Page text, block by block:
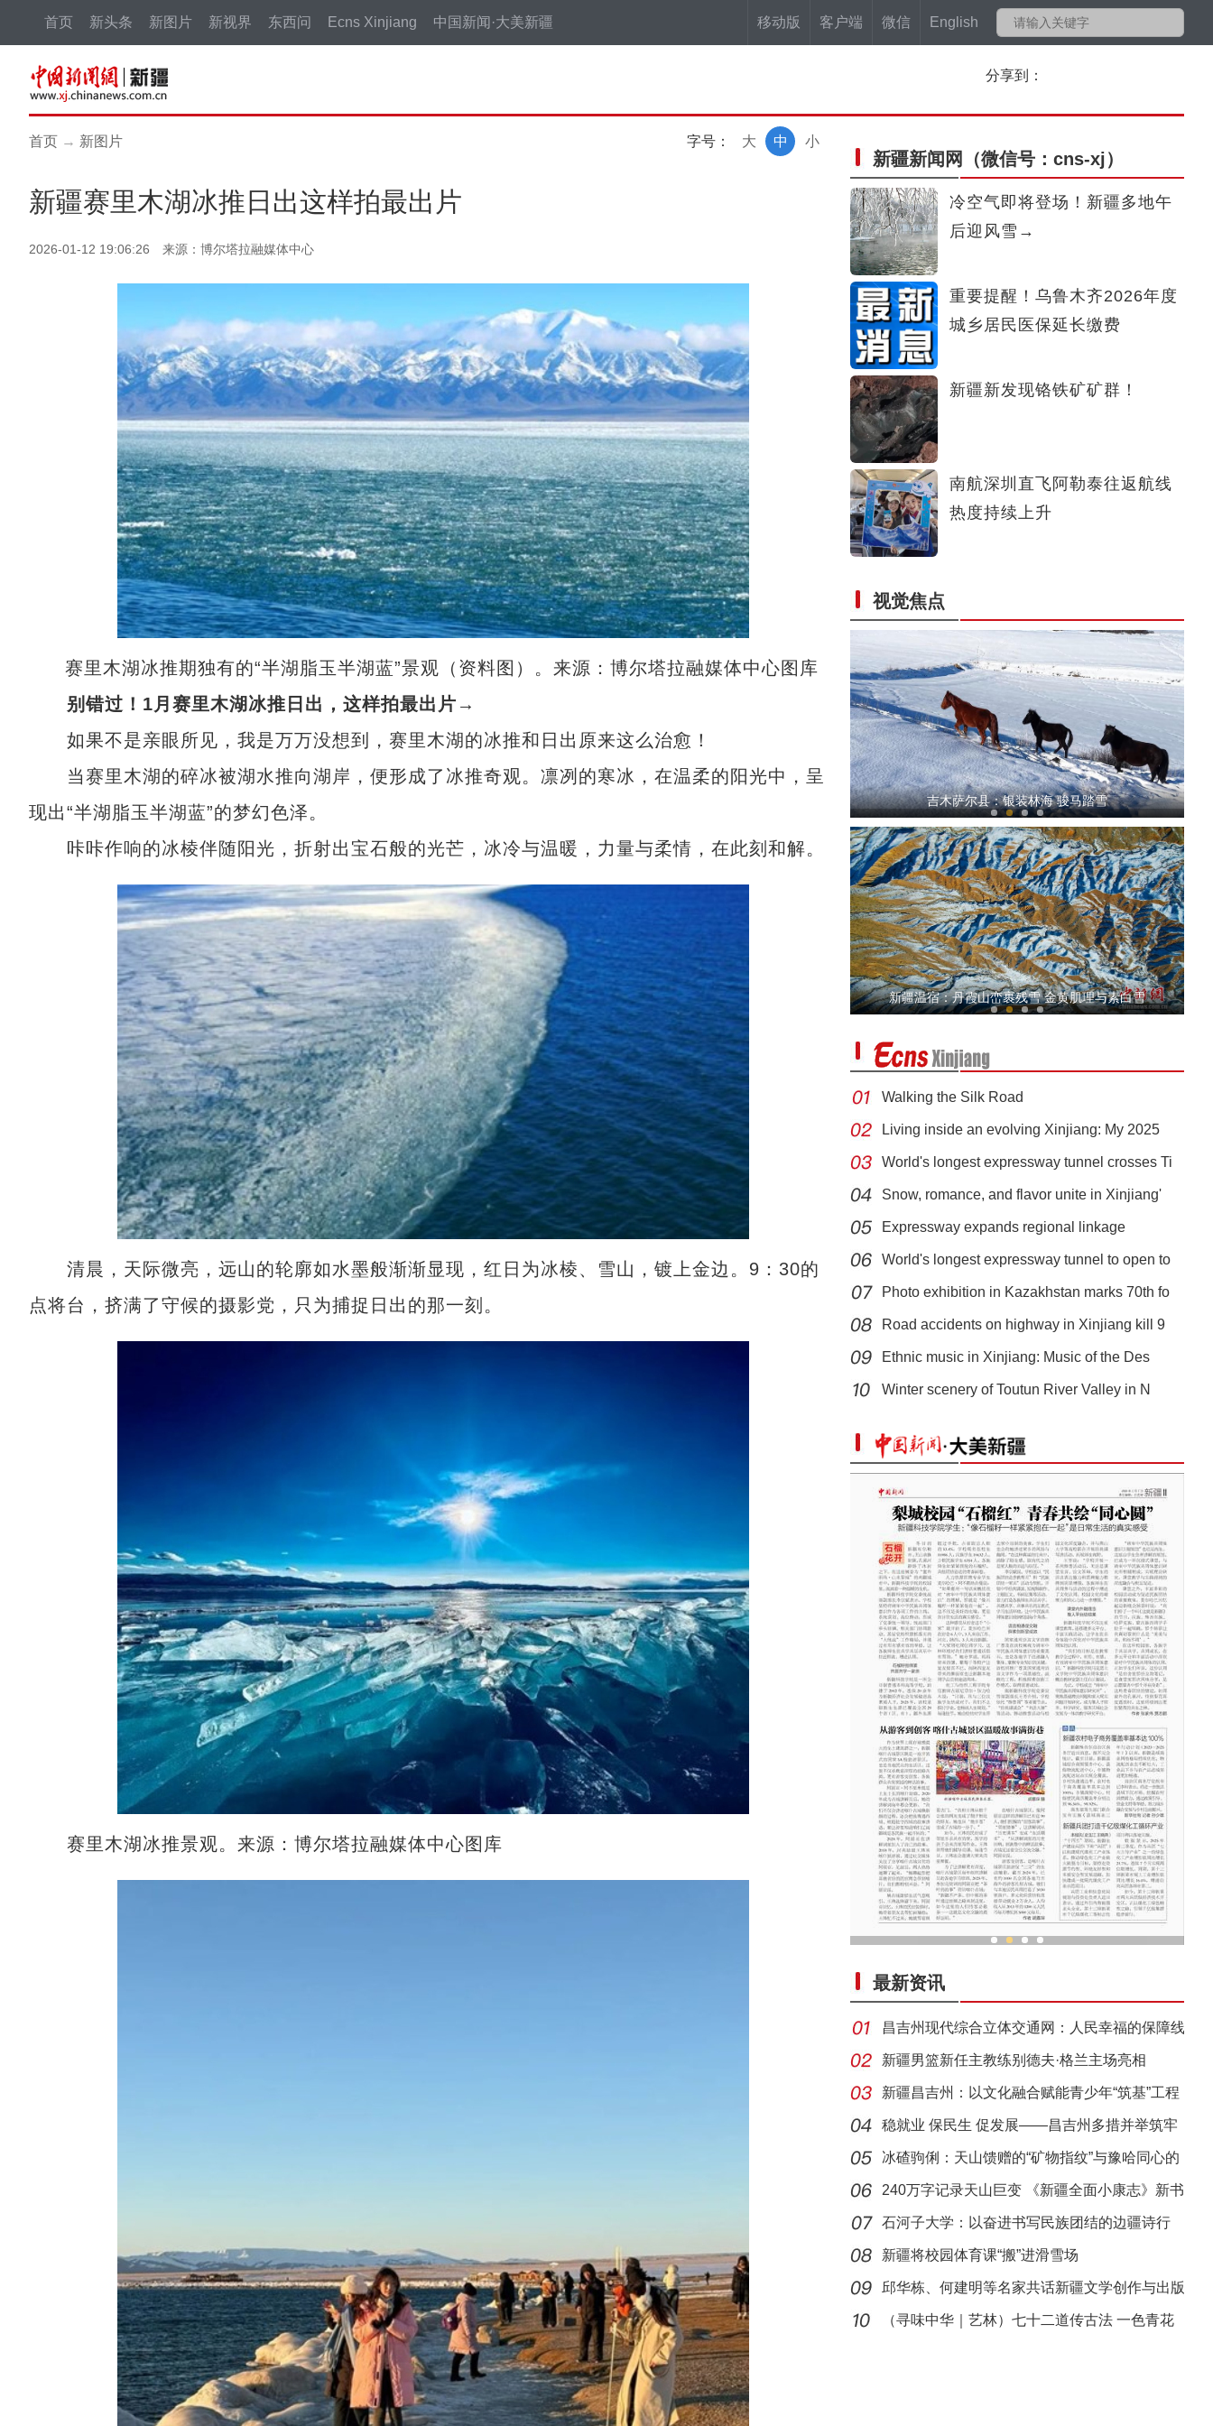
移动版 客户端 微信 English
首页 新头条 新图片 新视界 东西问 Ecns Xinjiang 中国新闻·大美新疆
分享到：
首页 → 新图片 字号： 小
中
大
新疆赛里木湖冰推日出这样拍最出片
2026-01-12 19:06:26 来源：博尔塔拉融媒体中心
赛里木湖冰推期独有的“半湖脂玉半湖蓝”景观（资料图）。来源：博尔塔拉融媒体中心图库
别错过！1月赛里木湖冰推日出，这样拍最出片→
如果不是亲眼所见，我是万万没想到，赛里木湖的冰推和日出原来这么治愈！
当赛里木湖的碎冰被湖水推向湖岸，便形成了冰推奇观。凛冽的寒冰，在温柔的阳光中，呈
现出“半湖脂玉半湖蓝”的梦幻色泽。
咔咔作响的冰棱伴随阳光，折射出宝石般的光芒，冰冷与温暖，力量与柔情，在此刻和解。
清晨，天际微亮，远山的轮廓如水墨般渐渐显现，红日为冰棱、雪山，镀上金边。9：30的
点将台，挤满了守候的摄影党，只为捕捉日出的那一刻。
赛里木湖冰推景观。来源：博尔塔拉融媒体中心图库
新疆新闻网 （微信号：cns-xj）
冷空气即将登场！新疆多地午
后迎风雪→
重要提醒！乌鲁木齐2026年度
城乡居民医保延长缴费
新疆新发现铬铁矿矿群！
南航深圳直飞阿勒泰往返航线
热度持续上升
视觉焦点
塔里木油田钻井设计工程师文亮：万米深井的“执笔人”
超有料！伽师公安警营开放日邀你读懂“藏蓝守护”
吉木萨尔县：银装林海 骏马踏雪
新疆巴州冰上帆船赛开赛 20名冰帆好手同场竞技
超有料！伽师公安警营开放日邀你读懂“藏蓝守护”
新疆温宿：丹霞山峦裹残雪 金黄肌理与素白雪
Walking the Silk Road
Living inside an evolving Xinjiang: My 2025
World's longest expressway tunnel crosses Ti
Snow, romance, and flavor unite in Xinjiang'
Expressway expands regional linkage
World's longest expressway tunnel to open to
Photo exhibition in Kazakhstan marks 70th fo
Road accidents on highway in Xinjiang kill 9
Ethnic music in Xinjiang: Music of the Des
Winter scenery of Toutun River Valley in N
最新资讯
昌吉州现代综合立体交通网：人民幸福的保障线
新疆男篮新任主教练别德夫·格兰主场亮相
新疆昌吉州：以文化融合赋能青少年“筑基”工程
稳就业 保民生 促发展——昌吉州多措并举筑牢
就业
冰碴驹俐：天山馈赠的“矿物指纹”与豫哈同心的
富
240万字记录天山巨变 《新疆全面小康志》新书
发布
石河子大学：以奋进书写民族团结的边疆诗行
新疆将校园体育课“搬”进滑雪场
邱华栋、何建明等名家共话新疆文学创作与出版
（寻味中华｜艺林）七十二道传古法 一色青花